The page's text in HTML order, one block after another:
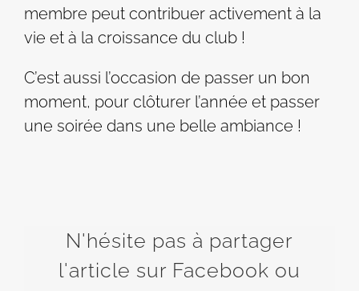
membre peut contribuer activement à la
vie et à la croissance du club !
C’est aussi l’occasion de passer un bon
moment, pour clôturer l’année et passer
une soirée dans une belle ambiance !
N'hésite pas à partager
l'article sur Facebook ou